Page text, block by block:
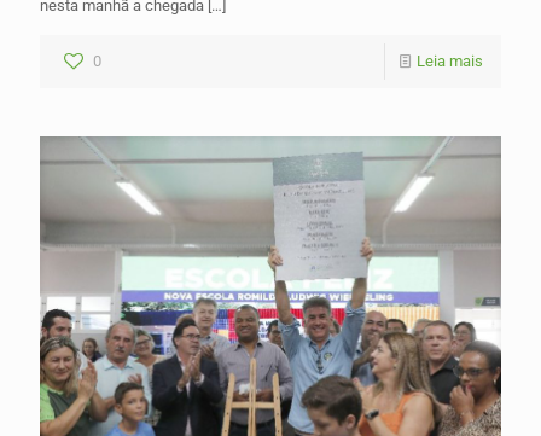
nesta manhã a chegada […]
0 Leia mais